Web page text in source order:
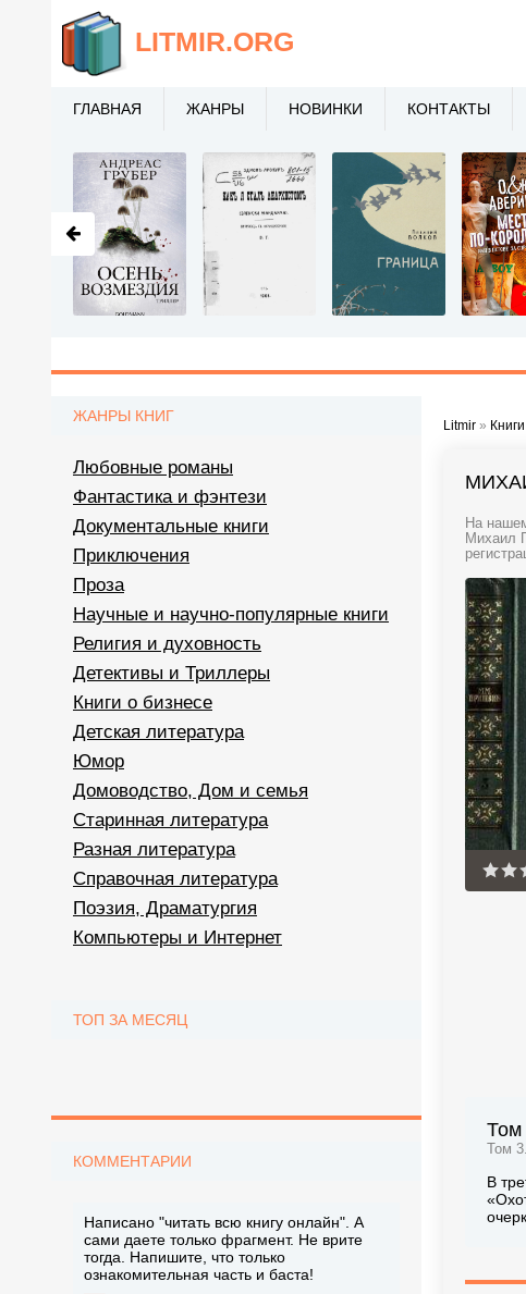
Litmir » Книги
На
Михаил
Том
Том
В
ЖАНРЫ КНИГ
Любовные романы
Фантастика и фэнтези
Документальные книги
Приключения
Проза
Научные и научно-популярные книги
Религия и духовность
Детективы и Триллеры
Книги о бизнесе
Детская литература
Юмор
Домоводство, Дом и семья
Старинная литература
Разная литература
Справочная литература
Поэзия, Драматургия
Компьютеры и Интернет
ТОП ЗА МЕСЯЦ
КОММЕНТАРИИ
Написано "читать всю книгу онлайн". А
сами даете только фрагмент. Не врите
тогда. Напишите, что только
ознакомительная часть и баста!
LITMIR.ORG
ГЛАВНАЯ ЖАНРЫ НОВИНКИ КОНТАКТЫ